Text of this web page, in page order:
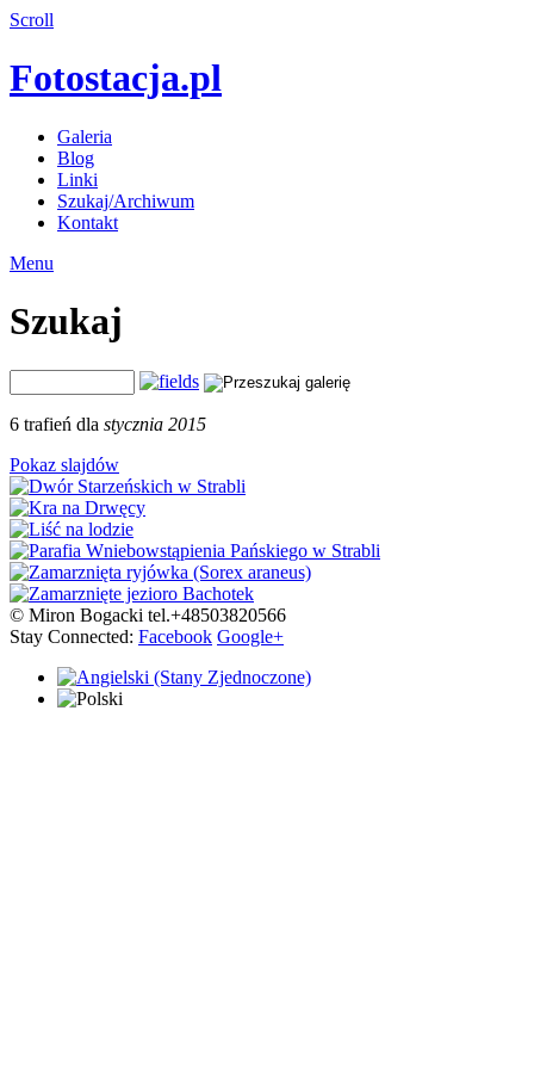
Scroll
Fotostacja.pl
Galeria
Blog
Linki
Szukaj/Archiwum
Kontakt
Menu
Szukaj
6 trafień dla stycznia 2015
Pokaz slajdów
© Miron Bogacki tel.+48503820566
Stay Connected: Facebook Google+